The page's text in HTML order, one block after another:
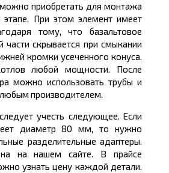
приобретать для монтажа
При этом элемент имеет
тому, что базальтовое
части скрывается при смыкании
кромки усеченного конуса.
любой мощности. После
можно использовать трубы и
производителем.
учесть следующее. Если
диаметр 80 мм, то нужно
разделительные адаптеры.
на нашем сайте. В прайсе
узнать цену каждой детали.